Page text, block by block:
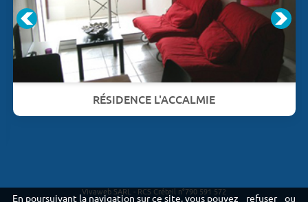
RÉSIDENCE L'ACCALMIE
Vivaweb SARL - RCS Créteil n°790 591 572
En poursuivant la navigation sur ce site, vous pouvez refuser ou